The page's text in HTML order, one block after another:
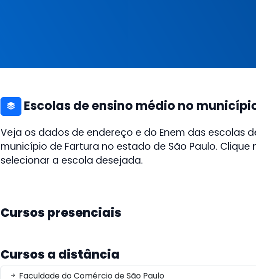
Escolas de ensino médio no
Veja os dados de endereço e do Enem das escolas
município de Fartura no estado de São Paulo. Clique
selecionar a escola desejada.
Cursos presenciais
Cursos a distância
Faculdade do Comércio de São Paulo